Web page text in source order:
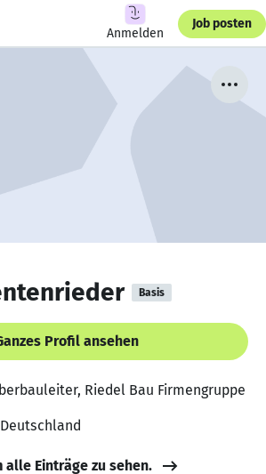
Anmelden
Job posten
Basis
Profil ansehen
Riedel Bau Firmengruppe
alle Einträge zu sehen.